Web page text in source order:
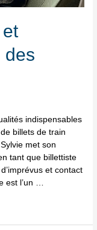
des
indispensables
billets de train
met son
tant que billettiste
et contact
est l’un …